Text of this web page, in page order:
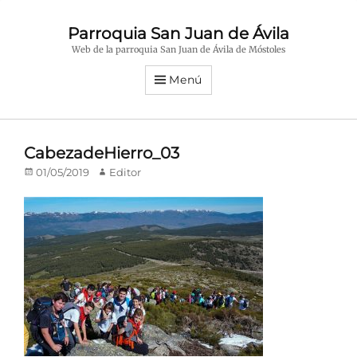
Parroquia San Juan de Ávila
Web de la parroquia San Juan de Ávila de Móstoles
Menú
CabezadeHierro_03
Publicado
01/05/2019 Autor
Editor